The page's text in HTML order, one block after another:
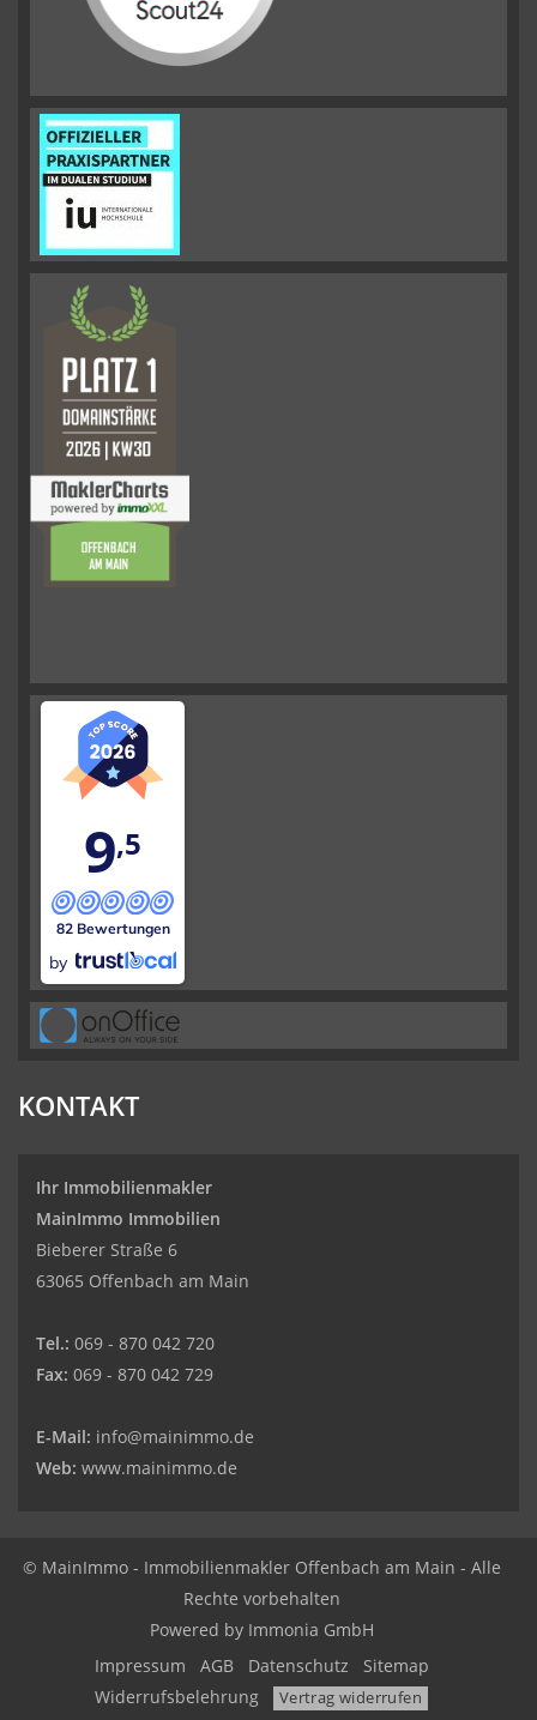
9,5
82 Bewertungen
by
KONTAKT
Ihr Immobilienmakler
MainImmo Immobilien
Bieberer Straße 6
63065 Offenbach am Main
Tel.: 069 - 870 042 720
Fax: 069 - 870 042 729
E-Mail: info@mainimmo.de
Web: www.mainimmo.de
© MainImmo - Immobilienmakler Offenbach am Main - Alle
Rechte vorbehalten
Powered by Immonia GmbH
Impressum
AGB Datenschutz
Sitemap
Widerrufsbelehrung
Vertrag widerrufen